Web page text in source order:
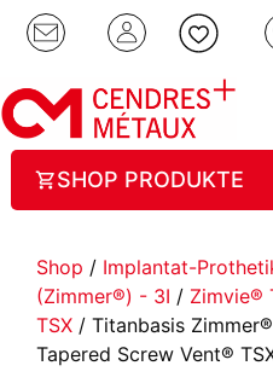
SHOP PRODUKTE
Shop / Implantat-
(Zimmer®) - 3I / Zimvie®
TSX / Titanbasis
Tapered Screw Vent®